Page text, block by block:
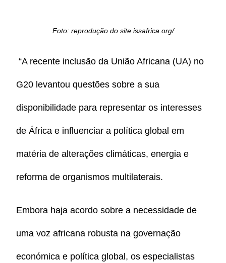
Foto: reprodução do site issafrica.org/
“A recente inclusão da União Africana (UA) no
G20 levantou questões sobre a sua
disponibilidade para representar os interesses
de África e influenciar a política global em
matéria de alterações climáticas, energia e
reforma de organismos multilaterais.
Embora haja acordo sobre a necessidade de
uma voz africana robusta na governação
económica e política global, os especialistas